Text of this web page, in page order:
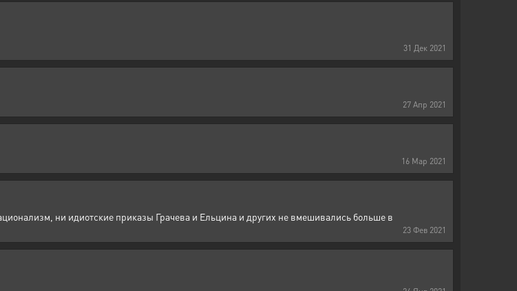
31 Дек 2021
27 Апр 2021
16 Мар 2021
23 Фев 2021
ни идиотские приказы Грачева и Ельцина и других не вмешивались больше в